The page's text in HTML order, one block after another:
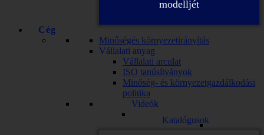
modelljét
Cég
Minőségés környezetirányítás
Vállalati anyag
Vállalati arculat
ISO tanúsítványok
Minőség- és környezetgazdálkodási
politika
Videók
Katalógusok